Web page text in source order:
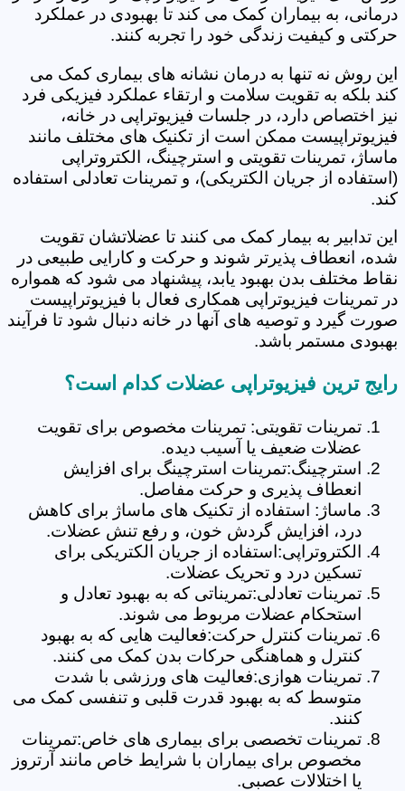
درمانی، به بیماران کمک می کند تا بهبودی در عملکرد
حرکتی و کیفیت زندگی خود را تجربه کنند.
این روش نه تنها به درمان نشانه های بیماری کمک می
کند بلکه به تقویت سلامت و ارتقاء عملکرد فیزیکی فرد
نیز اختصاص دارد، در جلسات فیزیوتراپی در خانه،
فیزیوتراپیست ممکن است از تکنیک های مختلف مانند
ماساژ، تمرینات تقویتی و استرچینگ، الکتروتراپی
(استفاده از جریان الکتریکی)، و تمرینات تعادلی استفاده
کند.
این تدابیر به بیمار کمک می کنند تا عضلاتشان تقویت
شده، انعطاف پذیرتر شوند و حرکت و کارایی طبیعی در
نقاط مختلف بدن بهبود یابد، پیشنهاد می شود که همواره
در تمرینات فیزیوتراپی همکاری فعال با فیزیوتراپیست
صورت گیرد و توصیه های آنها در خانه دنبال شود تا فرآیند
بهبودی مستمر باشد.
رایج ترین فیزیوتراپی عضلات کدام است؟
تمرینات تقویتی: تمرینات مخصوص برای تقویت
عضلات ضعیف یا آسیب دیده.
استرچینگ:تمرینات استرچینگ برای افزایش
انعطاف پذیری و حرکت مفاصل.
ماساژ: استفاده از تکنیک های ماساژ برای کاهش
درد، افزایش گردش خون، و رفع تنش عضلات.
الکتروتراپی:استفاده از جریان الکتریکی برای
تسکین درد و تحریک عضلات.
تمرینات تعادلی:تمریناتی که به بهبود تعادل و
استحکام عضلات مربوط می شوند.
تمرینات کنترل حرکت:فعالیت هایی که به بهبود
کنترل و هماهنگی حرکات بدن کمک می کنند.
تمرینات هوازی:فعالیت های ورزشی با شدت
متوسط که به بهبود قدرت قلبی و تنفسی کمک می
کنند.
تمرینات تخصصی برای بیماری های خاص:تمرینات
مخصوص برای بیماران با شرایط خاص مانند آرتروز
یا اختلالات عصبی.